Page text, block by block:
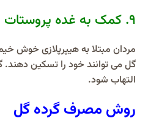
۹. کمک به غده پروستات
مردان مبتلا به هیپرپلازی خوش
گل می توانند خود را تسکین
التهاب شود.
روش مصرف گرده گل